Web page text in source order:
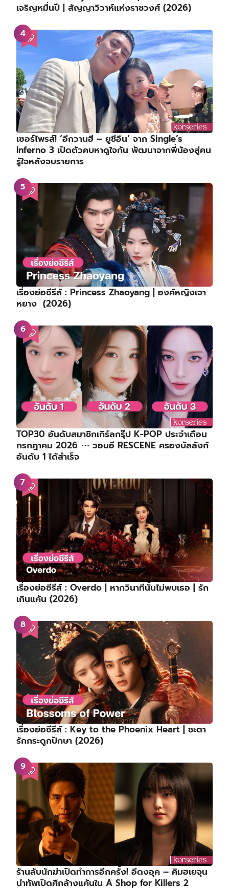
เจริญหมื่นปี | สัญญาวิวาห์แห่งราชวงศ์ (2026)
เซอร์ไพรส์! ‘อีกวานฮี – ยูชีอึน’ จาก Single’s
Inferno 3 เปิดตัวคบหาดูใจกัน พัฒนาจากพี่น้องสู่คน
รู้ใจหลังจบรายการ
เรื่องย่อซีรีส์ : Princess Zhaoyang | องค์หญิงเจา
หยาง (2026)
TOP30 อันดับสมาชิกเกิร์ลกรุ๊ป K-POP ประจำเดือน
กรกฎาคม 2026 ⋯ วอนอี RESCENE ครองบัลลังก์
อันดับ 1 ได้สำเร็จ
เรื่องย่อซีรีส์ : Overdo | หากวินาทีนั้นไม่พบเธอ | รัก
เกินแค้น (2026)
เรื่องย่อซีรีส์ : Key to the Phoenix Heart | ชะตา
รักกระดูกปักษา (2026)
ร้านลับนักฆ่าเปิดทำการอีกครั้ง! อีดงอุค – คิมฮเยจุน
นำทัพเปิดศึกล้างแค้นใน A Shop for Killers 2